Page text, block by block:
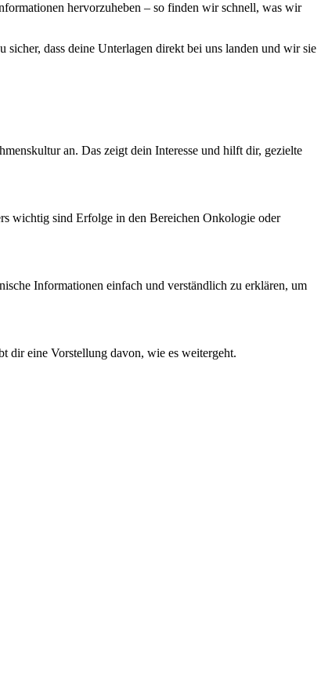
hervorzuheben – so finden wir schnell, was wir
sicher, dass deine Unterlagen direkt bei uns landen und wir sie
an. Das zeigt dein Interesse und hilft dir, gezielte
wichtig sind Erfolge in den Bereichen Onkologie oder
Informationen einfach und verständlich zu erklären, um
dir eine Vorstellung davon, wie es weitergeht.